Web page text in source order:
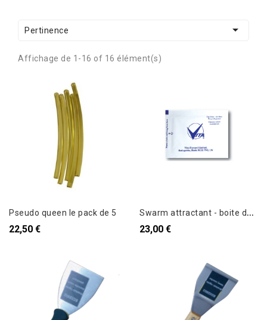
Pertinence 
Affichage de 1-16 of 16 élément(s)
Pseudo queen le pack de 5
22,50 €
S
warm attractant - boite de 10 lingettes
23,00 €